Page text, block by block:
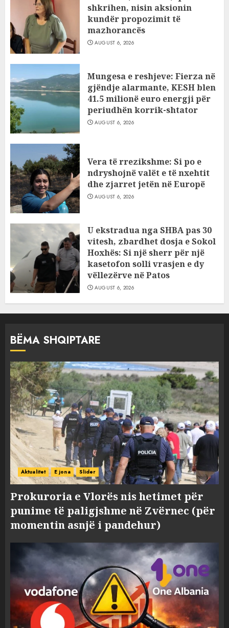
shkrihen, nisin aksionin
kundër propozimit të
mazhorancës
AUGUST 6, 2026
Mungesa e reshjeve: Fierza në
gjëndje alarmante, KESH blen
41.5 milionë euro energji për
periudhën korrik-shtator
AUGUST 6, 2026
Vera të rrezikshme: Si po e
ndryshojnë valët e të nxehtit
dhe zjarret jetën në Europë
AUGUST 6, 2026
U ekstradua nga SHBA pas 30
vitesh, zbardhet dosja e Sokol
Hoxhës: Si një sherr për një
kasetofon solli vrasjen e dy
vëllezërve në Patos
AUGUST 6, 2026
BËMA SHQIPTARE
Aktualitet E jona Slider
Prokuroria e Vlorës nis hetimet për
punime të paligjshme në Zvërnec (për
momentin asnjë i pandehur)